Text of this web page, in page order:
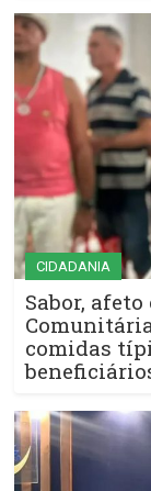
CIDADANIA
Sabor,
comidas